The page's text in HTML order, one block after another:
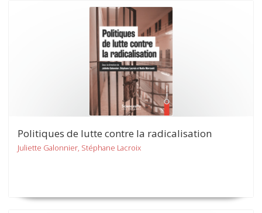
Politiques de lutte contre la radicalisation
Juliette Galonnier, Stéphane Lacroix